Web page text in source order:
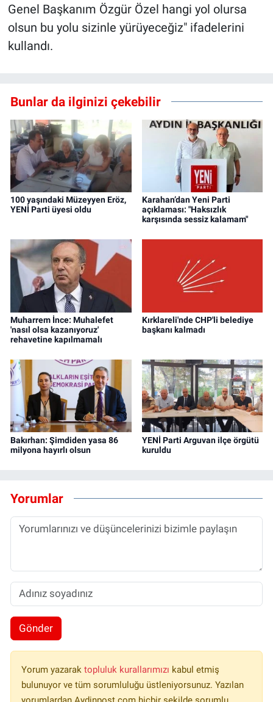
Genel Başkanım Özgür Özel hangi yol olursa
olsun bu yolu sizinle yürüyeceğiz" ifadelerini
kullandı.
Bunlar da ilginizi çekebilir
100 yaşındaki Müzeyyen Eröz,
YENİ Parti üyesi oldu
Karahan’dan Yeni Parti
açıklaması: "Haksızlık
karşısında sessiz kalamam"
Muharrem İnce: Muhalefet
'nasıl olsa kazanıyoruz'
rehavetine kapılmamalı
Kırklareli'nde CHP'li belediye
başkanı kalmadı
Bakırhan: Şimdiden yasa 86
milyona hayırlı olsun
YENİ Parti Arguvan ilçe örgütü
kuruldu
Yorumlar
Gönder
Yorum yazarak topluluk kurallarımızı kabul etmiş
bulunuyor ve tüm sorumluluğu üstleniyorsunuz. Yazılan